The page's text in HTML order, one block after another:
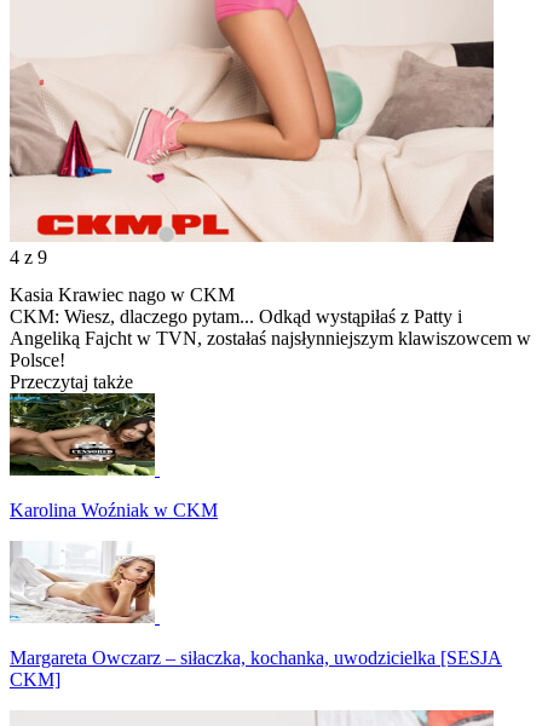
4 z 9
Kasia Krawiec nago w CKM
CKM: Wiesz, dlaczego pytam... Odkąd wystąpiłaś z Patty i
Angeliką Fajcht w TVN, zostałaś najsłynniejszym klawiszowcem w
Polsce!
Przeczytaj także
Karolina Woźniak w CKM
Margareta Owczarz – siłaczka, kochanka, uwodzicielka [SESJA
CKM]